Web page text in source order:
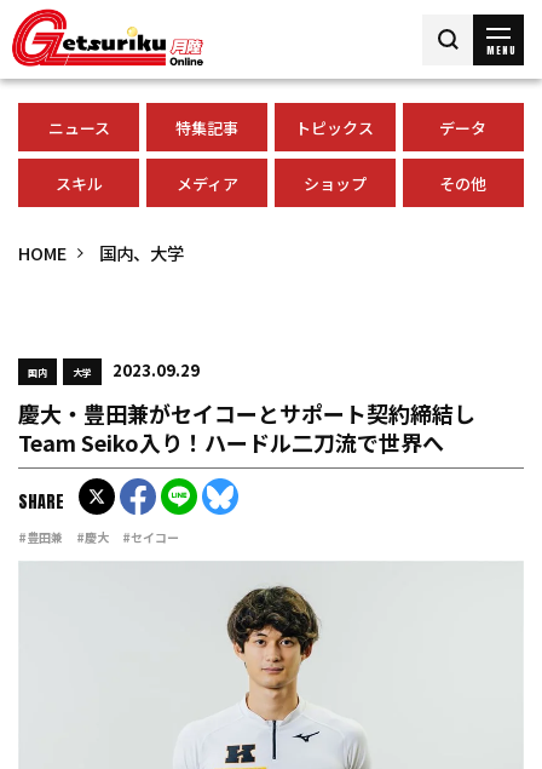
MENU
ニュース 特集記事 トピックス データ
スキル メディア ショップ その他
HOME 国内、大学
国内 大学 2023.09.29
慶大・豊田兼がセイコーとサポート契約締結し
Team Seiko入り！ハードル二刀流で世界へ
#豊田兼 #慶大 #セイコー
SHARE